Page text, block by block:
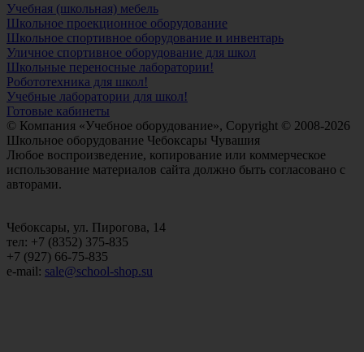
Учебная (школьная) мебель
Школьное проекционное оборудование
Школьное спортивное оборудование и инвентарь
Уличное спортивное оборудование для школ
Школьные переносные лаборатории!
Робототехника для школ!
Учебные лаборатории для школ!
Готовые кабинеты
© Компания «Учебное оборудование», Copyright © 2008-2026
Школьное оборудование Чебоксары Чувашия
Любое воспроизведение, копирование или коммерческое
использование материалов сайта должно быть согласовано с
авторами.
Чебоксары, ул. Пирогова, 14
тел: +7 (8352) 375-835
+7 (927) 66-75-835
e-mail: sale@school-shop.su